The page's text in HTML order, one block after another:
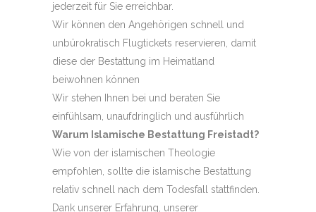
jederzeit für Sie erreichbar.
Wir können den Angehörigen schnell und
unbürokratisch Flugtickets reservieren, damit
diese der Bestattung im Heimatland
beiwohnen können
Wir stehen Ihnen bei und beraten Sie
einfühlsam, unaufdringlich und ausführlich
Warum Islamische Bestattung Freistadt?
Wie von der islamischen Theologie
empfohlen, sollte die islamische Bestattung
relativ schnell nach dem Todesfall stattfinden.
Dank unserer Erfahrung, unserer